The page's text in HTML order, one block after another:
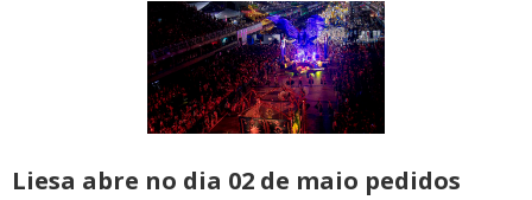
Liesa abre no dia 02 de maio pedidos